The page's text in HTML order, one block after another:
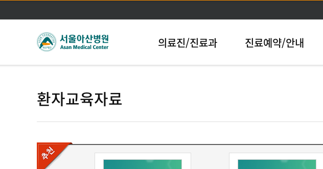
의료진/진료과 진료예약/안내
환자교육자료